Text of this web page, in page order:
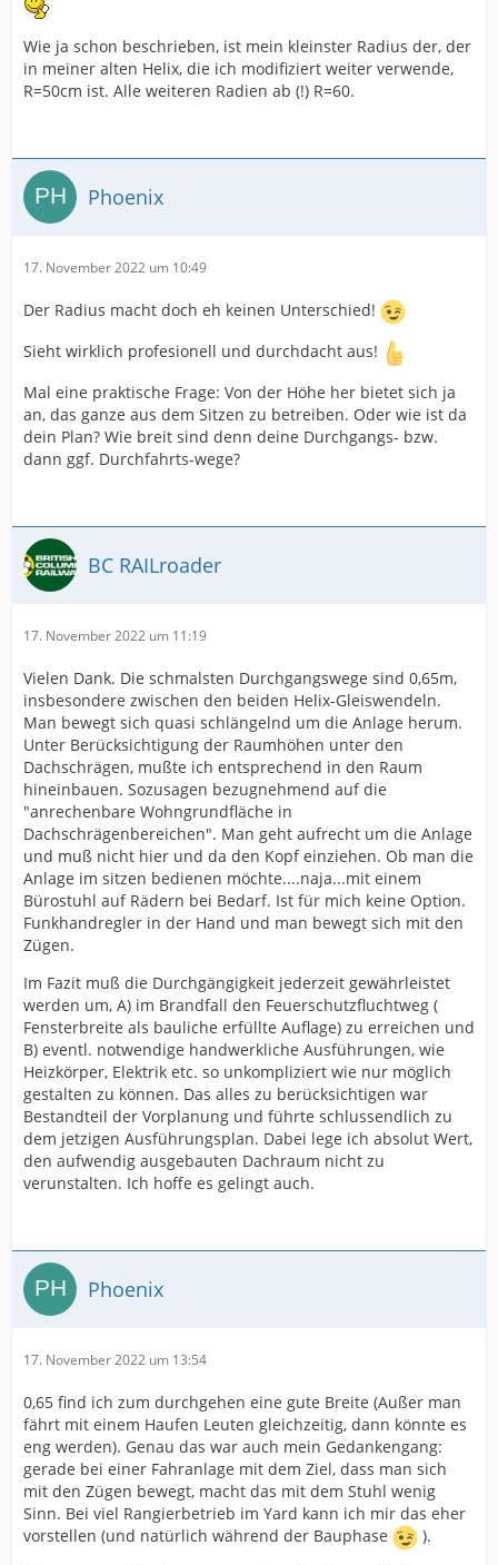
Wie ja schon beschrieben, ist mein kleinster Radius der, der
in meiner alten Helix, die ich modifiziert weiter verwende,
R=50cm ist. Alle weiteren Radien ab (!) R=60.
Phoenix
17. November 2022 um 10:49
Der Radius macht doch eh keinen Unterschied!
Sieht wirklich profesionell und durchdacht aus!
Mal eine praktische Frage: Von der Höhe her bietet sich ja
an, das ganze aus dem Sitzen zu betreiben. Oder wie ist da
dein Plan? Wie breit sind denn deine Durchgangs- bzw.
dann ggf. Durchfahrts-wege?
BC RAILroader
17. November 2022 um 11:19
Vielen Dank. Die schmalsten Durchgangswege sind 0,65m,
insbesondere zwischen den beiden Helix-Gleiswendeln.
Man bewegt sich quasi schlängelnd um die Anlage herum.
Unter Berücksichtigung der Raumhöhen unter den
Dachschrägen, mußte ich entsprechend in den Raum
hineinbauen. Sozusagen bezugnehmend auf die
"anrechenbare Wohngrundfläche in
Dachschrägenbereichen". Man geht aufrecht um die Anlage
und muß nicht hier und da den Kopf einziehen. Ob man die
Anlage im sitzen bedienen möchte....naja...mit einem
Bürostuhl auf Rädern bei Bedarf. Ist für mich keine Option.
Funkhandregler in der Hand und man bewegt sich mit den
Zügen.
Im Fazit muß die Durchgängigkeit jederzeit gewährleistet
werden um, A) im Brandfall den Feuerschutzfluchtweg (
Fensterbreite als bauliche erfüllte Auflage) zu erreichen und
B) eventl. notwendige handwerkliche Ausführungen, wie
Heizkörper, Elektrik etc. so unkompliziert wie nur möglich
gestalten zu können. Das alles zu berücksichtigen war
Bestandteil der Vorplanung und führte schlussendlich zu
dem jetzigen Ausführungsplan. Dabei lege ich absolut Wert,
den aufwendig ausgebauten Dachraum nicht zu
verunstalten. Ich hoffe es gelingt auch.
Phoenix
17. November 2022 um 13:54
0,65 find ich zum durchgehen eine gute Breite (Außer man
fährt mit einem Haufen Leuten gleichzeitig, dann könnte es
eng werden). Genau das war auch mein Gedankengang:
gerade bei einer Fahranlage mit dem Ziel, dass man sich
mit den Zügen bewegt, macht das mit dem Stuhl wenig
Sinn. Bei viel Rangierbetrieb im Yard kann ich mir das eher
vorstellen (und natürlich während der Bauphase
).